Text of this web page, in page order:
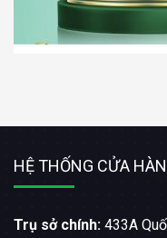
HỆ THỐNG CỬA
Trụ sở chính: 433A